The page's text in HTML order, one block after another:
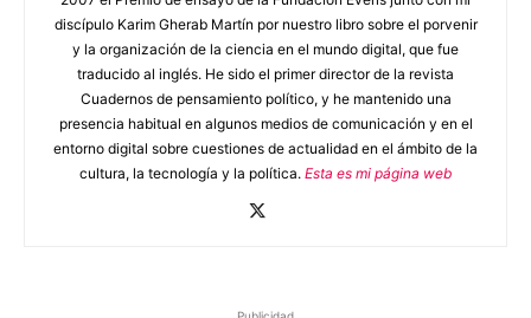
discípulo Karim Gherab Martín por nuestro libro sobre el porvenir
y la organización de la ciencia en el mundo digital, que fue
traducido al inglés. He sido el primer director de la revista
Cuadernos de pensamiento político, y he mantenido una
presencia habitual en algunos medios de comunicación y en el
entorno digital sobre cuestiones de actualidad en el ámbito de la
cultura, la tecnología y la política. Esta es mi página web